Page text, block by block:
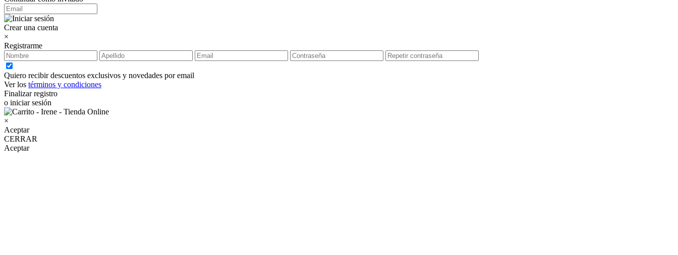
Crear una cuenta
×
Registrarme
Quiero recibir descuentos exclusivos y novedades por email
Ver los términos y condiciones
Finalizar registro
o iniciar sesión
×
Aceptar
CERRAR
Aceptar